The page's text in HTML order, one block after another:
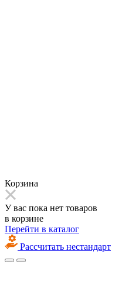
Корзина
У вас пока нет товаров
в корзине
Перейти в каталог
Рассчитать нестандарт